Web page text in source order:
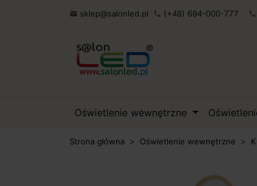
 sklep@salonled.pl phone (+48) 694-000-777 phone
Oświetlenie wewnętrzne
Strona główna Oświetlenie wewnętrzne